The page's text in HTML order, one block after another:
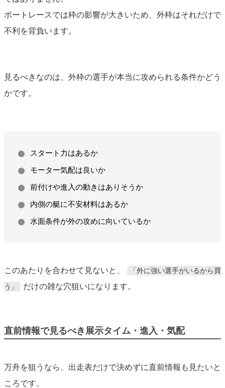
ボートレースでは枠の影響が大きいため、外枠はそれだけで
不利を背負います。
見るべきなのは、外枠の選手が本当に攻められる条件かどう
かです。
スタート力はあるか
モーター気配は良いか
前付けや進入の動きはありそうか
内側の艇に不安材料はあるか
水面条件が外の攻めに向いているか
このあたりを合わせて見ないと、
「外に強い選手がいるから買
う」
だけの雑な穴狙いになります。
直前情報で見るべき展示タイム・進入・気配
万舟を狙うなら、出走表だけで決めずに直前情報も見たいと
ころです。